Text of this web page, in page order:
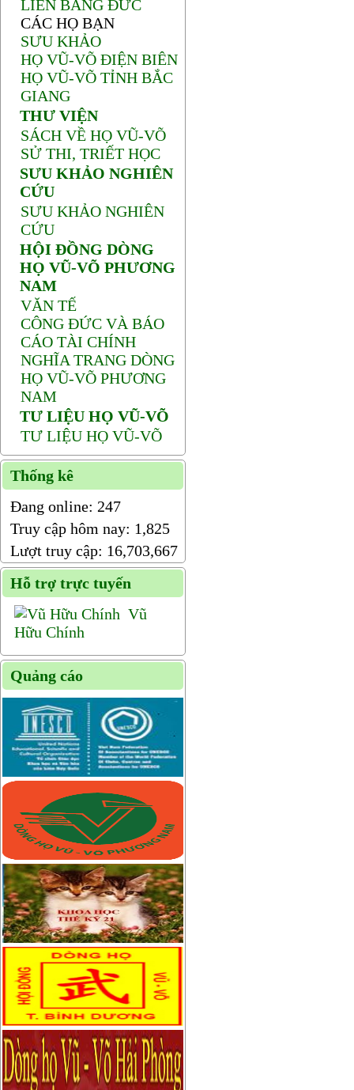
LIÊN BANG ĐỨC
CÁC HỌ BẠN
SƯU KHẢO
HỌ VŨ-VÕ ĐIỆN BIÊN
HỌ VŨ-VÕ TỈNH BẮC
GIANG
THƯ VIỆN
SÁCH VỀ HỌ VŨ-VÕ
SỬ THI, TRIẾT HỌC
SƯU KHẢO NGHIÊN
CỨU
SƯU KHẢO NGHIÊN
CỨU
HỘI ĐỒNG DÒNG
HỌ VŨ-VÕ PHƯƠNG
NAM
VĂN TẾ
CÔNG ĐỨC VÀ BÁO
CÁO TÀI CHÍNH
NGHĨA TRANG DÒNG
HỌ VŨ-VÕ PHƯƠNG
NAM
TƯ LIỆU HỌ VŨ-VÕ
TƯ LIỆU HỌ VŨ-VÕ
Thống kê
Đang online: 247
Truy cập hôm nay: 1,825
Lượt truy cập: 16,703,667
Hỗ trợ trực tuyến
Vũ
Hữu Chính
Quảng cáo